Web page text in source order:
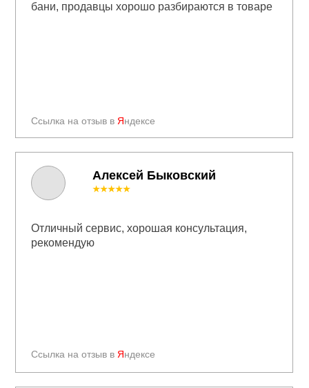
Ссылка на отзыв в Яндексе
бани, продавцы хорошо разбираются в товаре
Алексей Быковский
Ссылка на отзыв в Яндексе
★★★★★
Отличный сервис, хорошая консультация,
рекомендую